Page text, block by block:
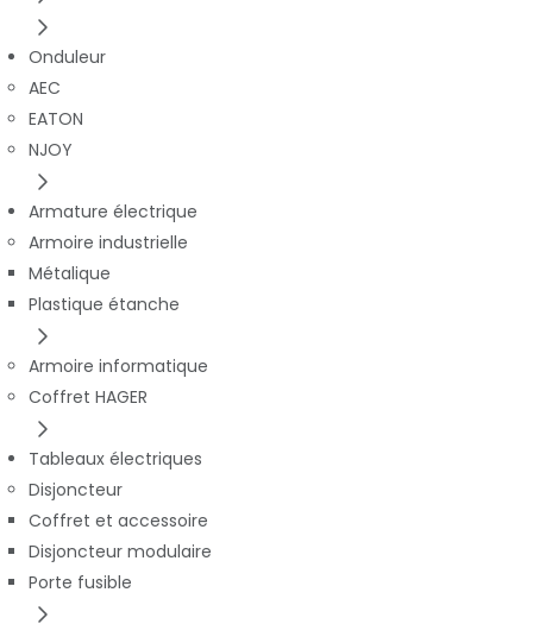
Onduleur
AEC
EATON
NJOY
Armature électrique
Armoire industrielle
Métalique
Plastique étanche
Armoire informatique
Coffret HAGER
Tableaux électriques
Disjoncteur
Coffret et accessoire
Disjoncteur modulaire
Porte fusible